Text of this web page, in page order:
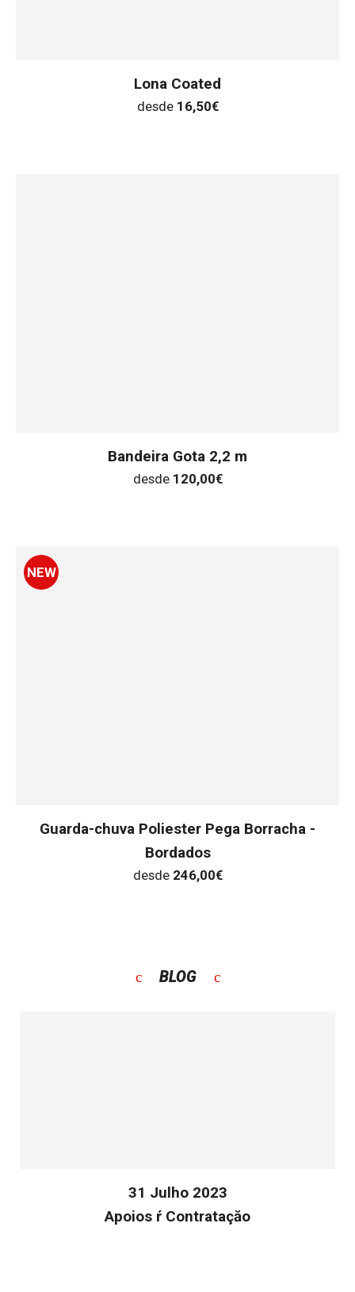
Lona Coated
desde 16,50€
Bandeira Gota 2,2 m
desde 120,00€
NEW
Guarda-chuva Poliester Pega Borracha -
Bordados
desde 246,00€
BLOG
31 Julho 2023
Apoios ŕ Contrataçăo